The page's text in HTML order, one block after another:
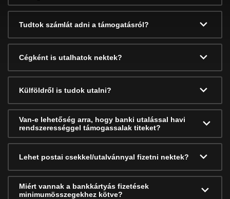
Tudtok számlát adni a támogatásról?
Cégként is utalhatok nektek?
Külföldről is tudok utalni?
Van-e lehetőség arra, hogy banki utalással havi
rendszerességgel támogassalak titeket?
Lehet postai csekkel/utalvánnyal fizetni nektek?
Miért vannak a bankkártyás fizetések
minimumösszegekhez kötve?